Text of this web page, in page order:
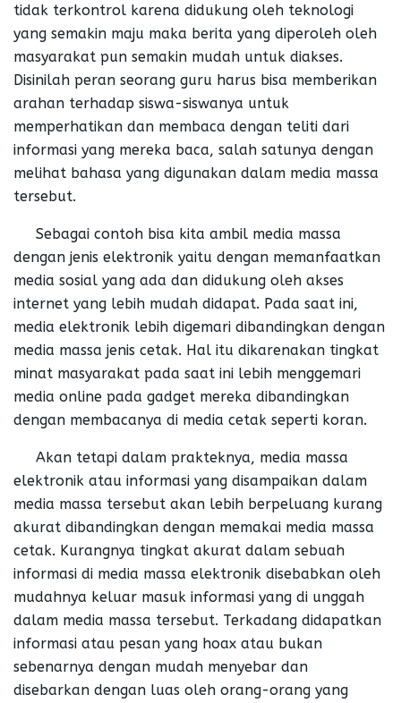
tidak terkontrol karena didukung oleh teknologi
yang semakin maju maka berita yang diperoleh oleh
masyarakat pun semakin mudah untuk diakses.
Disinilah peran seorang guru harus bisa memberikan
arahan terhadap siswa-siswanya untuk
memperhatikan dan membaca dengan teliti dari
informasi yang mereka baca, salah satunya dengan
melihat bahasa yang digunakan dalam media massa
tersebut.
Sebagai contoh bisa kita ambil media massa
dengan jenis elektronik yaitu dengan memanfaatkan
media sosial yang ada dan didukung oleh akses
internet yang lebih mudah didapat. Pada saat ini,
media elektronik lebih digemari dibandingkan dengan
media massa jenis cetak. Hal itu dikarenakan tingkat
minat masyarakat pada saat ini lebih menggemari
media online pada gadget mereka dibandingkan
dengan membacanya di media cetak seperti koran.
Akan tetapi dalam prakteknya, media massa
elektronik atau informasi yang disampaikan dalam
media massa tersebut akan lebih berpeluang kurang
akurat dibandingkan dengan memakai media massa
cetak. Kurangnya tingkat akurat dalam sebuah
informasi di media massa elektronik disebabkan oleh
mudahnya keluar masuk informasi yang di unggah
dalam media massa tersebut. Terkadang didapatkan
informasi atau pesan yang hoax atau bukan
sebenarnya dengan mudah menyebar dan
disebarkan dengan luas oleh orang-orang yang